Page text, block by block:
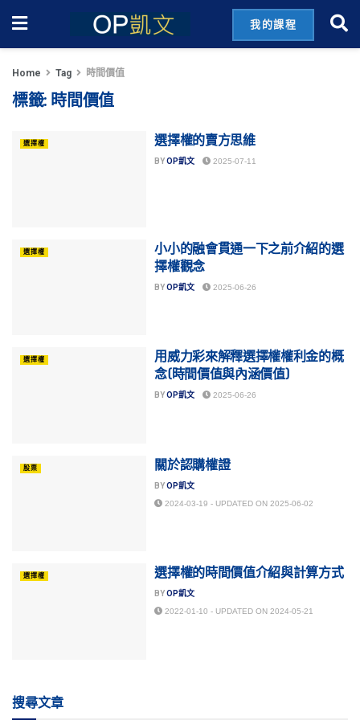
我的課程
Home Tag 時間價值
標籤: 時間價值
選擇權 選擇權的賣方思維
BYOP凱文 2025-07-11
選擇權
小小的融會貫通一下之前介紹的選
擇權觀念
BYOP凱文 2025-06-26
選擇權
用威力彩來解釋選擇權權利金的概
念(時間價值與內涵價值)
BYOP凱文 2025-06-26
股票 關於認購權證
BYOP凱文
2024-03-19 - UPDATED ON 2025-06-02
選擇權 選擇權的時間價值介紹與計算方式
BYOP凱文
2022-01-10 - UPDATED ON 2024-05-21
搜尋文章